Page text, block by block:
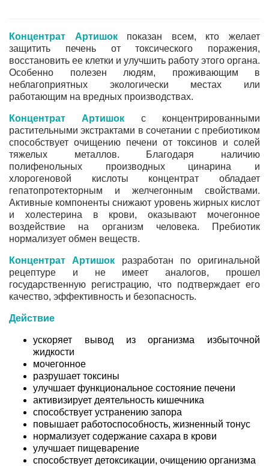
Концентрат Артишокпоказан всем, кто желает
защитить печень от токсического поражения,
восстановить ее клетки и улучшить работу этого органа.
Особенно полезен людям, проживающим в
неблагоприятных экологически местах или
работающим на вредных производствах.
Концентрат Артишок с концентрированными
растительными экстрактами в сочетании с пребиотиком
способствует очищению печени от токсинов и солей
тяжелых металлов. Благодаря наличию
полифенольных производных цинарина и
хлорогеновой кислоты концентрат обладает
гепатопротекторным и желчегонным свойствами.
Активные компоненты снижают уровень жирных кислот
и холестерина в крови, оказывают мочегонное
воздействие на организм человека. Пребиотик
нормализует обмен веществ.
Концентрат Артишок разработан по оригинальной
рецептуре и не имеет аналогов, прошел
государственную регистрацию, что подтверждает его
качество, эффективность и безопасность.
Действие
ускоряет вывод из организма избыточной
жидкости
мочегонное
разрушает токсины
улучшает функциональное состояние печени
активизирует деятельность кишечника
способствует устранению запора
повышает работоспособность, жизненный тонус
нормализует содержание сахара в крови
улучшает пищеварение
способствует детоксикации, очищению организма